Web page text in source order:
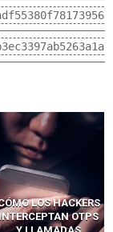
LOS HACKERS
OTPS